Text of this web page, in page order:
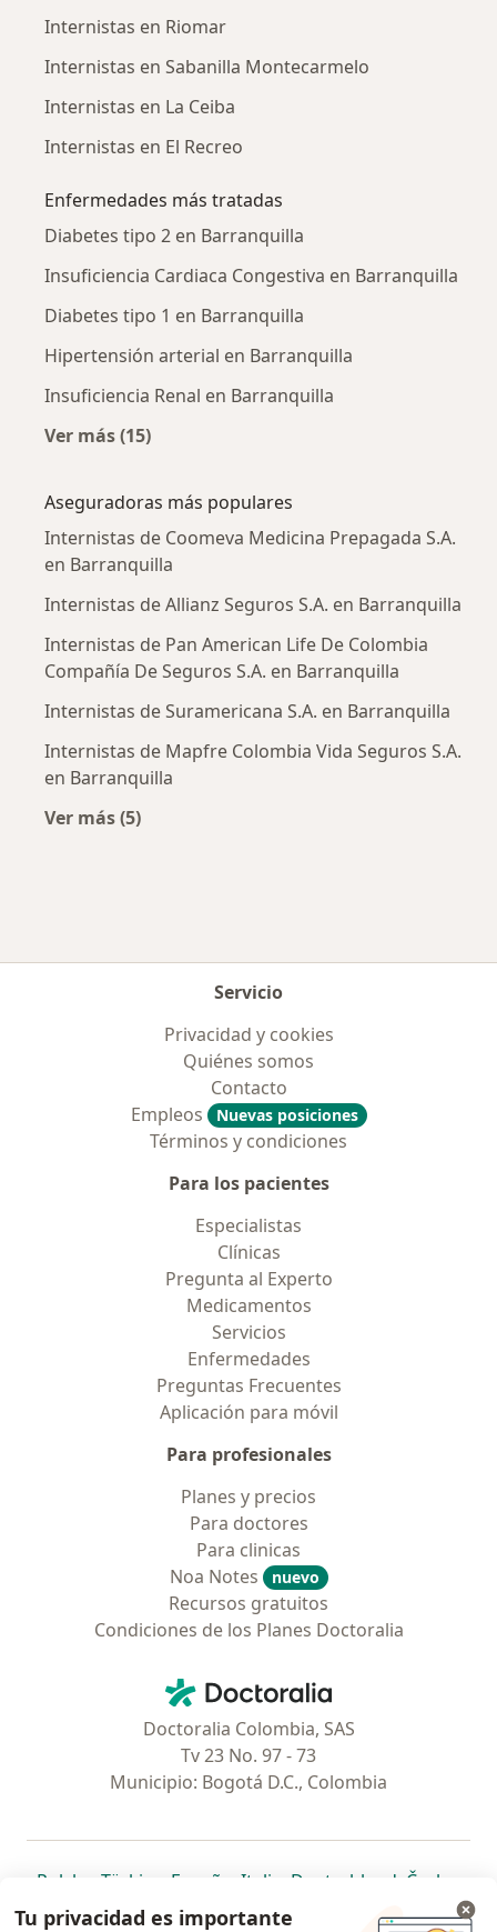
Internistas en Riomar
Internistas en Sabanilla Montecarmelo
Internistas en La Ceiba
Internistas en El Recreo
Enfermedades más tratadas
Diabetes tipo 2 en Barranquilla
Insuficiencia Cardiaca Congestiva en Barranquilla
Diabetes tipo 1 en Barranquilla
Hipertensión arterial en Barranquilla
Insuficiencia Renal en Barranquilla
Ver más (15)
Aseguradoras más populares
Internistas de Coomeva Medicina Prepagada S.A.
en Barranquilla
Internistas de Allianz Seguros S.A. en Barranquilla
Internistas de Pan American Life De Colombia
Compañía De Seguros S.A. en Barranquilla
Internistas de Suramericana S.A. en Barranquilla
Internistas de Mapfre Colombia Vida Seguros S.A.
en Barranquilla
Ver más (5)
Servicio
Privacidad y cookies
Quiénes somos
Contacto
Empleos
Nuevas posiciones
Términos y condiciones
Para los pacientes
Especialistas
Clínicas
Pregunta al Experto
Medicamentos
Servicios
Enfermedades
Preguntas Frecuentes
Aplicación para móvil
Para profesionales
Planes y precios
Para doctores
Para clinicas
Noa Notes
nuevo
Recursos gratuitos
Condiciones de los Planes Doctoralia
Doctoralia - Página de inicio
Doctoralia Colombia, SAS
Tv 23 No. 97 - 73
Municipio: Bogotá D.C., Colombia
Polska se abre en una nueva pestaña
Türkiye se abre en una nueva pestaña
España se abre en una nueva pestaña
Italia se abre en una nueva
Deutschlandse abre en
Česko
Portugal
se abre en una nueva pestaña
México se abre en una nueva pestaña
Chile se abre en una nueva pestaña
Brasil se abre en una nueva
se abre en
se
Tu privacidad es importante